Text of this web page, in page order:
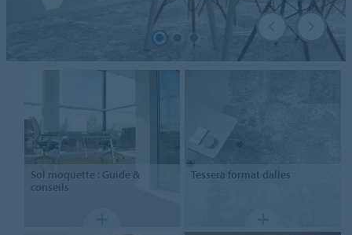
Sol moquette : Guide &
conseils
Tessera format dalles